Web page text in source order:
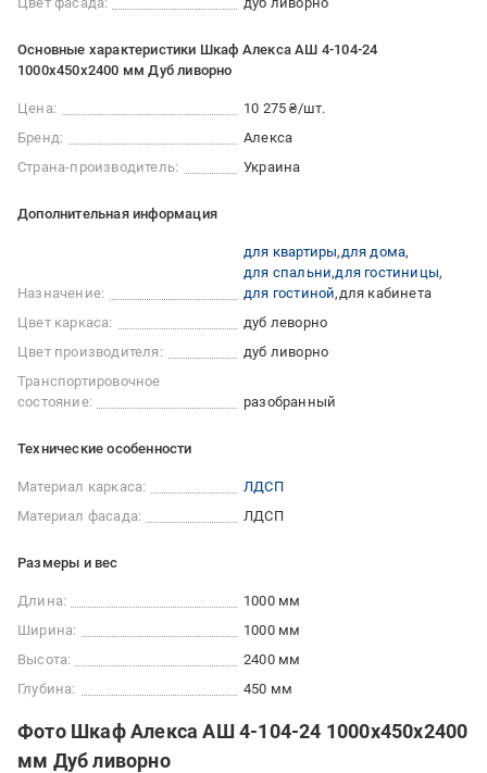
Основные характеристики Шкаф Алекса АШ 4-104-24
1000х450х2400 мм Дуб ливорно
Цена:
10 275 ₴/шт.
Бренд:
Алекса
Страна-производитель:
Украина
Дополнительная информация
Назначение:
для квартиры для дома
для спальни для гостиницы
для гостиной для кабинета
Цвет каркаса:
дуб леворно
Цвет производителя:
дуб ливорно
Транспортировочное
состояние:
разобранный
Технические особенности
Материал каркаса:
ЛДСП
Материал фасада:
ЛДСП
Размеры и вес
Длина:
1000 мм
Ширина:
1000 мм
Высота:
2400 мм
Глубина:
450 мм
Фото Шкаф Алекса АШ 4-104-24 1000х450х2400
мм Дуб ливорно